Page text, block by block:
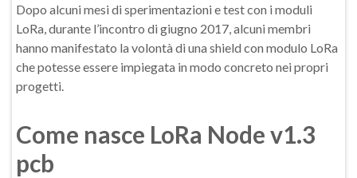
Dopo alcuni mesi di sperimentazioni e test con i moduli
LoRa, durante l’incontro di giugno 2017, alcuni membri
hanno manifestato la volontà di una shield con modulo LoRa
che potesse essere impiegata in modo concreto nei propri
progetti.
Come nasce LoRa Node v1.3
pcb